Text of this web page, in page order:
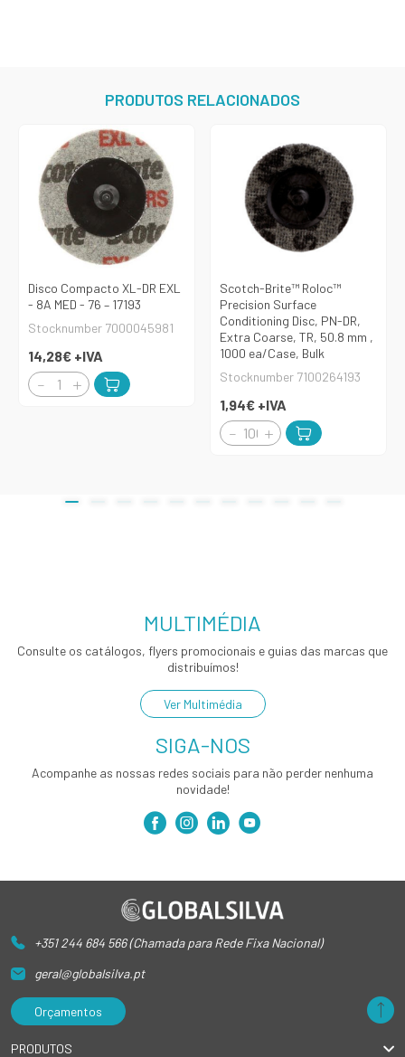
PRODUTOS RELACIONADOS
Disco Compacto XL-DR EXL
- 8A MED - 76 – 17193
Stocknumber 7000045981
14,28€ +IVA
Scotch-Brite™ Roloc™
Precision Surface
Conditioning Disc, PN-DR,
Extra Coarse, TR, 50.8 mm ,
1000 ea/Case, Bulk
Stocknumber 7100264193
1,94€ +IVA
MULTIMÉDIA
Consulte os catálogos, flyers promocionais e guias das marcas que
distribuímos!
Ver Multimédia
SIGA-NOS
Acompanhe as nossas redes sociais para não perder nenhuma
novidade!
+351 244 684 566 (Chamada para Rede Fixa Nacional)
geral@globalsilva.pt
Orçamentos
PRODUTOS